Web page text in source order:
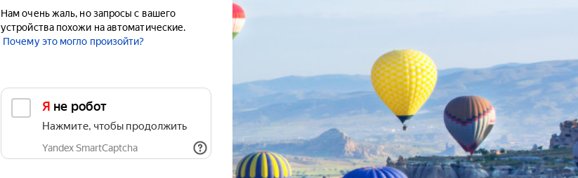
Нам очень жаль, но запросы с вашего
устройства похожи на автоматические.
Почему это могло произойти?
Я не робот
Нажмите, чтобы продолжить
Yandex SmartCaptcha